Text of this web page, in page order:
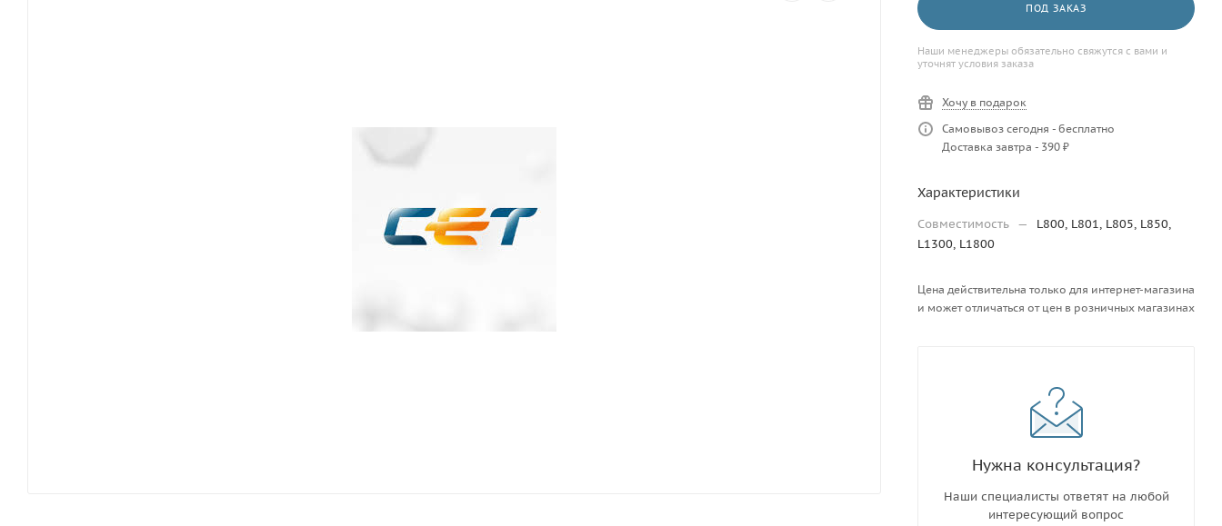
ПОД ЗАКАЗ
Наши менеджеры обязательно свяжутся с вами и
уточнят условия заказа
Хочу в подарок
Самовывоз сегодня - бесплатно
Доставка завтра - 390 ₽
Характеристики
Совместимость —
L800, L801, L805, L850,
L1300, L1800
Цена действительна только для интернет-магазина
и может отличаться от цен в розничных магазинах
Нужна консультация?
Наши специалисты ответят на любой
интересующий вопрос